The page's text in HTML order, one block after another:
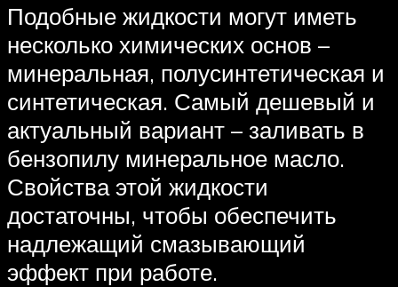
Подобные жидкости могут иметь
несколько химических основ –
минеральная, полусинтетическая и
синтетическая. Самый дешевый и
актуальный вариант – заливать в
бензопилу минеральное масло.
Свойства этой жидкости
достаточны, чтобы обеспечить
надлежащий смазывающий
эффект при работе.